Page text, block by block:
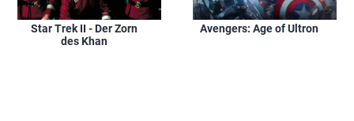
Star Trek II - Der Zorn
des Khan
Avengers: Age of Ultron